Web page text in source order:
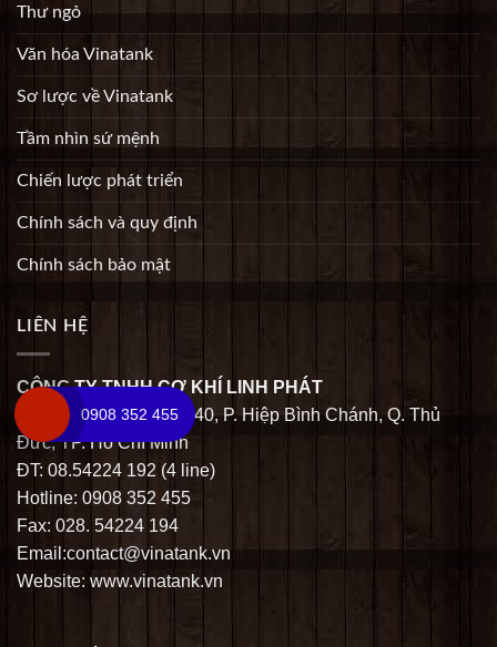
Thư ngỏ
Văn hóa Vinatank
Sơ lược về Vinatank
Tầm nhìn sứ mệnh
Chiến lược phát triển
Chính sách và quy định
Chính sách bảo mật
LIÊN HỆ
CÔNG TY TNHH CƠ KHÍ LINH PHÁT
Địa chỉ: Số 03 Đường 40, P. Hiệp Bình Chánh, Q. Thủ
Đức, TP. Hồ Chí Minh
ĐT: 08.54224 192 (4 line)
Hotline: 0908 352 455
Fax: 028. 54224 194
Email:contact@vinatank.vn
Website: www.vinatank.vn
0908 352 455